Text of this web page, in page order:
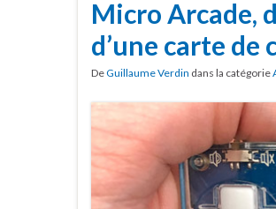
Micro Arcade,
d’une carte de
DeGuillaume Verdin dans la catégorie